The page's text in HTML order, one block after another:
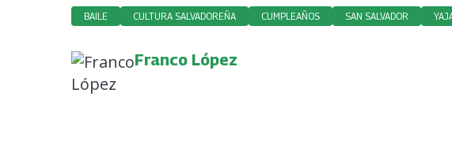
BAILE CULTURA SALVADOREÑA CUMPLEAÑOS SAN SALVADOR
Franco López